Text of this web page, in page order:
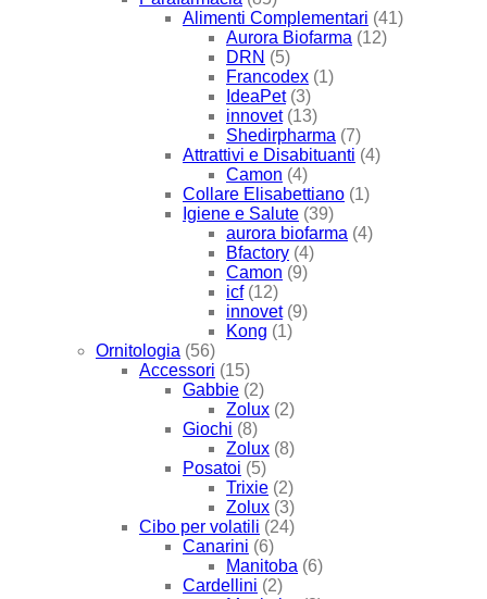
Alimenti Complementari (41)
Aurora Biofarma (12)
DRN (5)
Francodex (1)
IdeaPet (3)
innovet (13)
Shedirpharma (7)
Attrattivi e Disabituanti (4)
Camon (4)
Collare Elisabettiano (1)
Igiene e Salute (39)
aurora biofarma (4)
Bfactory (4)
Camon (9)
icf (12)
innovet (9)
Kong (1)
Ornitologia (56)
Accessori (15)
Gabbie (2)
Zolux (2)
Giochi (8)
Zolux (8)
Posatoi (5)
Trixie (2)
Zolux (3)
Cibo per volatili (24)
Canarini (6)
Manitoba (6)
Cardellini (2)